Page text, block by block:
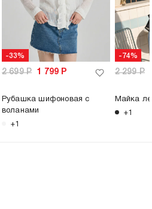
-33%
2 699Р 1 799 Р
Рубашка шифоновая с
воланами
+1
-74%
2 299Р
Майка
+1